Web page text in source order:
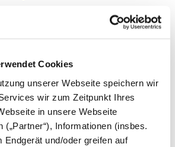
Cookies
unserer Webseite speichern wir
wir zum Zeitpunkt Ihres
in unsere Webseite
(„Partner“), Informationen (insbes.
Endgerät und/oder greifen auf
bei Zootieren
müssen Untersuchungen und
und Wildtieren in Vollnarkose durchgeführt
sehr vielfältige und besondere
Es gilt die schonendste und
für den erkrankten und oftmals
des Tieres zu wählen. Neben der Wahl
sicheren Wirkstoffs, müssen weitere tier-